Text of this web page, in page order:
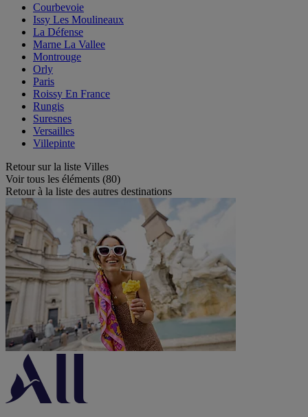
Courbevoie
Issy Les Moulineaux
La Défense
Marne La Vallee
Montrouge
Orly
Paris
Roissy En France
Rungis
Suresnes
Versailles
Villepinte
Retour sur la liste Villes
Voir tous les éléments (80)
Retour à la liste des autres destinations